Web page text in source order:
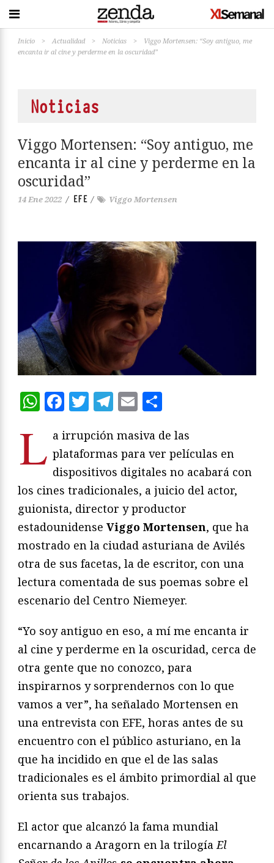
Inicio > Actualidad > Noticias >
Viggo Mortensen: “Soy antiguo, me
encanta ir al cine y perderme en la oscuridad”
Noticias
Viggo Mortensen: “Soy antiguo, me
encanta ir al cine y perderme en la
oscuridad”
14 Ene 2022 / EFE / Viggo Mortensen
WhatsApp
Facebook
Twitter
Telegram
Email
L a irrupción masiva de las
plataformas para ver películas en
dispositivos digitales no acabará con
los cines tradicionales, a juicio del actor,
guionista, director y productor
estadounidense Viggo Mortensen, que ha
mostrado en la ciudad asturiana de Avilés
otra de sus facetas, la de escritor, con una
lectura comentada de sus poemas sobre el
escenario del Centro Niemeyer.
“Yo soy antiguo en eso, a mí me encanta ir
al cine y perderme en la oscuridad, cerca de
otra gente que no conozco, para
inspirarnos y sorprendernos con lo que
vamos a ver”, ha señalado Mortensen en
una entrevista con EFE, horas antes de su
encuentro con el público asturiano, en la
que ha incidido en que el de las salas
tradicionales es el ámbito primordial al que
orienta sus trabajos.
El actor que alcanzó la fama mundial
encarnando a Aragorn en la trilogía El